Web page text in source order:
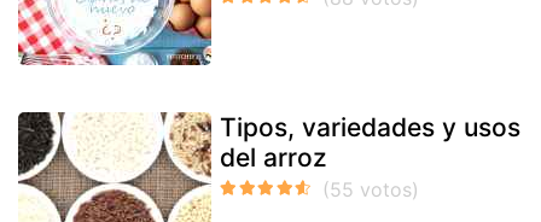
Tipos, variedades y usos
del arroz